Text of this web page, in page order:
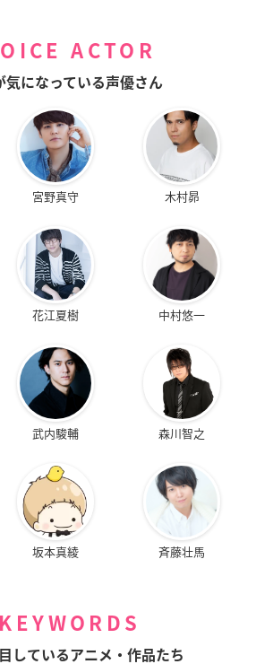
ACTOR
気になっている声優さん
宮野真守 木村昴
花江夏樹 中村悠一
武内駿輔 森川智之
坂本真綾 斉藤壮馬
KEYWORDS
しているアニメ・作品たち